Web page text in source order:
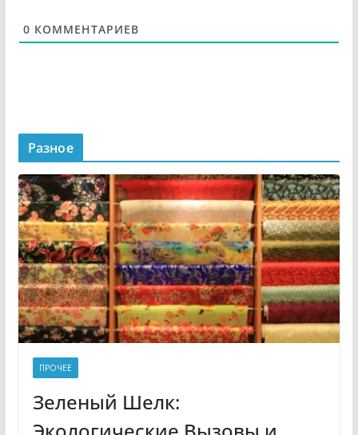
0 КОММЕНТАРИЕВ
Разное
ПРОЧЕЕ
Зеленый Шелк: